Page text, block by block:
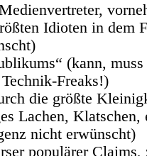
Idioten in dem
(kann,
Freaks!)
die größte
Lachen, Klatschen,
nicht erwünscht)
populärer Claims,